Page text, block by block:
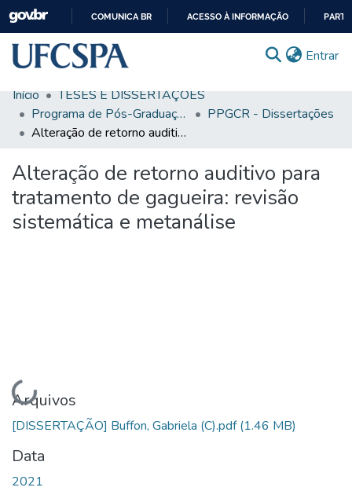
CONTEÚDO
COMUNICA BR ACESSO À INFORMAÇÃO
Entrar
Comunidades & Coleções
Busca Facetada
Estatísticas
Autoarquivamento
Sobre o RI-UFCSPA
Início
TESES E DISSERTAÇÕES
Programa de Pós-Graduação em Ciências da Reabilitação
PPGCR - Dissertações
Alteração de retorno auditivo para tratamento de gagueira: revisão sistemática e metanálise
Alteração de retorno auditivo para
tratamento de gagueira: revisão
sistemática e metanálise
Carregando...
Arquivos
[DISSERTAÇÃO] Buffon, Gabriela (C).pdf(1.46 MB)
Data
2021